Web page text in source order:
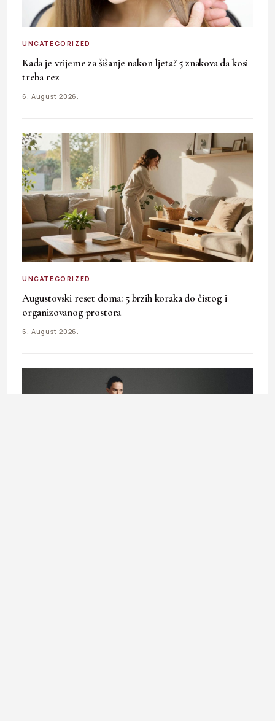
UNCATEGORIZED
Kada je vrijeme za šišanje nakon ljeta? 5 znakova da kosi
treba rez
6. August 2026.
UNCATEGORIZED
Augustovski reset doma: 5 brzih koraka do čistog i
organizovanog prostora
6. August 2026.